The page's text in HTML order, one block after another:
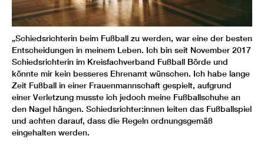
„Schiedsrichterin beim Fußball zu werden, war eine der besten
Entscheidungen in meinem Leben. Ich bin seit November 2017
Schiedsrichterin im Kreisfachverband Fußball Börde und
könnte mir kein besseres Ehrenamt wünschen. Ich habe lange
Zeit Fußball in einer Frauenmannschaft gespielt, aufgrund
einer Verletzung musste ich jedoch meine Fußballschuhe an
den Nagel hängen. Schiedsrichter:innen leiten das Fußballspiel
und achten darauf, dass die Regeln ordnungsgemäß
eingehalten werden.